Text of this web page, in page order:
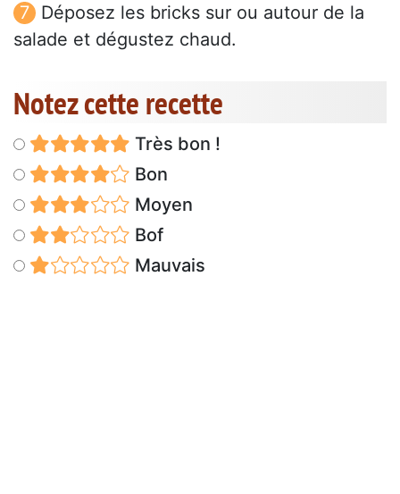
Déposez les bricks sur ou autour de la
salade et dégustez chaud.
Notez cette recette
Très bon !
Bon
Moyen
Bof
Mauvais